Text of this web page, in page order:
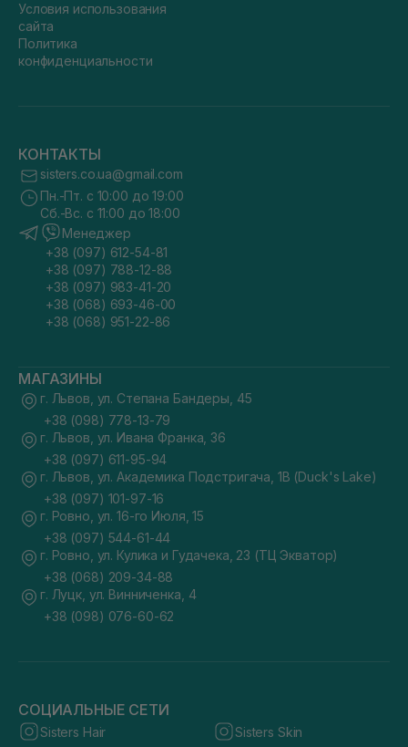
Условия использования
сайта
Политика
конфиденциальности
КОНТАКТЫ
sisters.co.ua@gmail.com
Пн.-Пт. с 10:00 до 19:00
Сб.-Вс. с 11:00 до 18:00
Менеджер
+38 (097) 612-54-81
+38 (097) 788-12-88
+38 (097) 983-41-20
+38 (068) 693-46-00
+38 (068) 951-22-86
МАГАЗИНЫ
г. Львов, ул. Степана Бандеры, 45
+38 (098) 778-13-79
г. Львов, ул. Ивана Франка, 36
+38 (097) 611-95-94
г. Львов, ул. Академика Подстригача, 1В (Duck's Lake)
+38 (097) 101-97-16
г. Ровно, ул. 16-го Июля, 15
+38 (097) 544-61-44
г. Ровно, ул. Кулика и Гудачека, 23 (ТЦ Экватор)
+38 (068) 209-34-88
г. Луцк, ул. Винниченка, 4
+38 (098) 076-60-62
СОЦИАЛЬНЫЕ СЕТИ
Sisters Hair Sisters Skin